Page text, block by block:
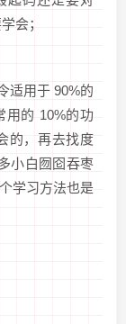
会；
适用于 90%的
用的 10%的功
的，再去找度
小白囫囵吞枣
学习方法也是